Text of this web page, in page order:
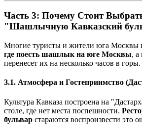
Часть 3: Почему Стоит
"Шашлычную Кавказский
Многие туристы и жители юга Москвы
где поесть шашлык на юге Москвы, а
перенесет их на несколько часов в горы.
3.1. Атмосфера и Гостеприимство
Культура Кавказа построена на
столе, где нет места поспешности.
бульвар стараются воспроизвести это